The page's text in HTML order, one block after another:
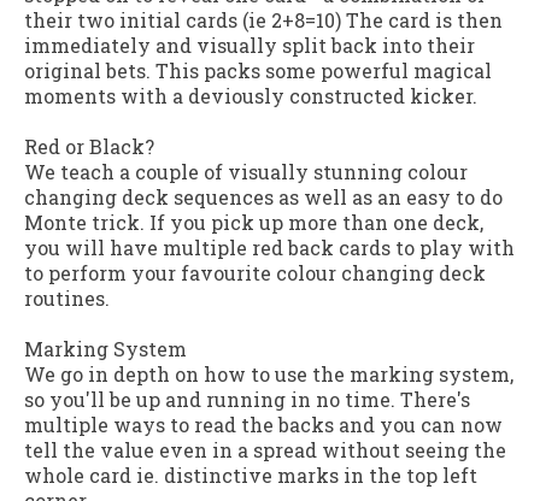
their two initial cards (ie 2+8=10) The card is then
immediately and visually split back into their
original bets. This packs some powerful magical
moments with a deviously constructed kicker.
Red or Black?
We teach a couple of visually stunning colour
changing deck sequences as well as an easy to do
Monte trick. If you pick up more than one deck,
you will have multiple red back cards to play with
to perform your favourite colour changing deck
routines.
Marking System
We go in depth on how to use the marking system,
so you'll be up and running in no time. There's
multiple ways to read the backs and you can now
tell the value even in a spread without seeing the
whole card ie. distinctive marks in the top left